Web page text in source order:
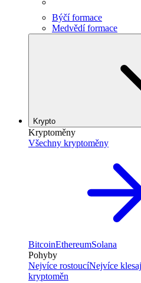
Býčí formace
Medvědí formace
Krypto
Kryptoměny
Všechny kryptoměny
BitcoinEthereumSolana
Pohyby
Nejvíce rostoucíNejvíce
kryptoměn